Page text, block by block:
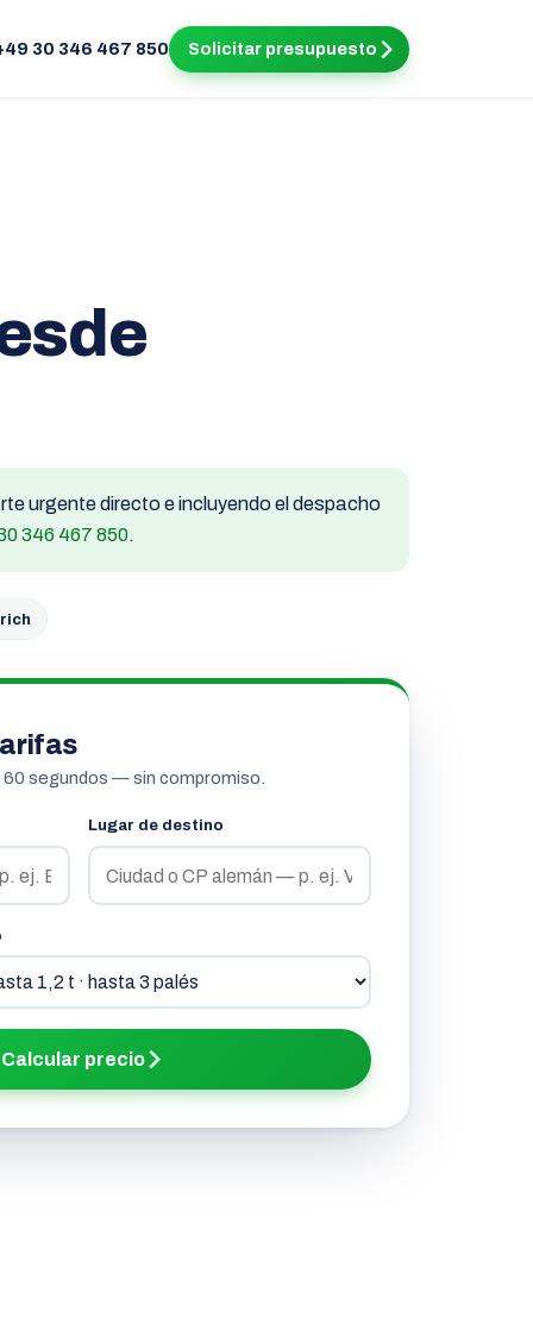
30 346 467 850 Solicitar presupuesto
urgente directo e incluyendo el despacho
346 467 850.
segundos — sin compromiso.
Lugar de destino
Calcular precio